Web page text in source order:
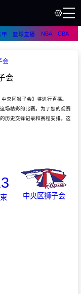
甲 篮球直播 NBA CBA
会
会
央区狮子会】将进行直播。
场精彩的比赛。为了您的观赛
历史交锋记录和赛程安排。这
中央区狮子会